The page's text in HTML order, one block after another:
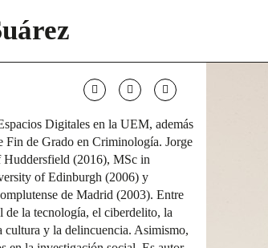
Digitales en la UEM, además
Fin de Grado en Criminología. Jorge
(2016), MSc in
of Edinburgh (2006) y
de Madrid (2003). Entre
de la tecnología, el ciberdelito, la
cultura y la delincuencia. Asimismo,